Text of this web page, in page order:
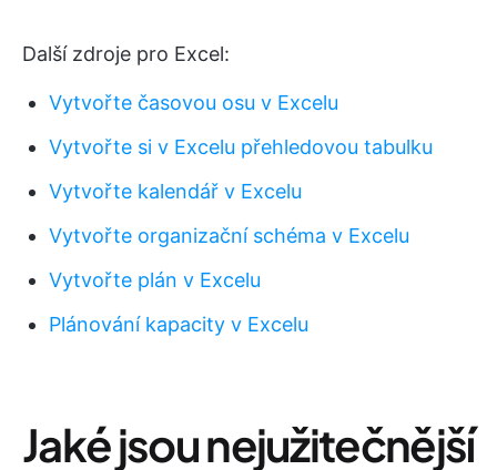
Další zdroje pro Excel:
Vytvořte časovou osu v Excelu
Vytvořte si v Excelu přehledovou tabulku
Vytvořte kalendář v Excelu
Vytvořte organizační schéma v Excelu
Vytvořte plán v Excelu
Plánování kapacity v Excelu
Jaké jsou nejužitečnější